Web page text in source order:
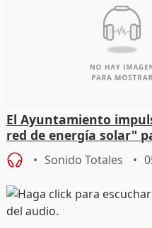
El Ayuntamiento
red de energía solar"
autoconsumo
Sonido Totales